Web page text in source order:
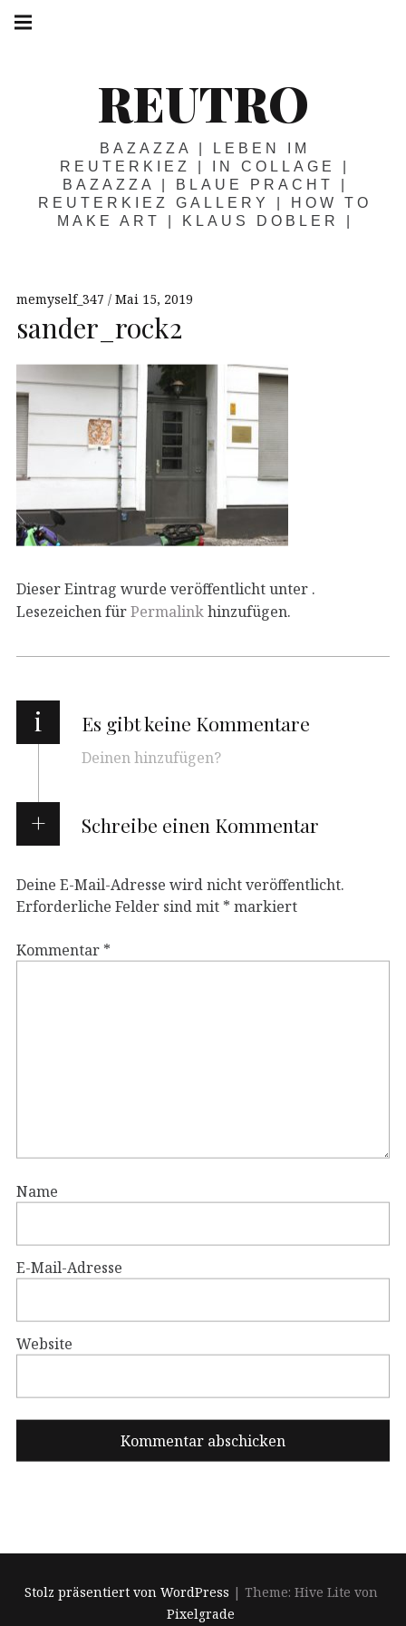
Springe
zum
REUTRO
BAZAZZA | LEBEN IM
REUTERKIEZ | IN COLLAGE |
BAZAZZA | BLAUE PRACHT |
REUTERKIEZ GALLERY | HOW TO
MAKE ART | KLAUS DOBLER |
memyself_347 Mai 15, 2019
sander_rock2
Dieser Eintrag wurde veröffentlicht unter .
Lesezeichen fürPermalinkhinzufügen.
i Es gibt keine Kommentare
Deinen hinzufügen?
Schreibe einen Kommentar
Deine E-Mail-Adresse wird nicht veröffentlicht.
Erforderliche Felder sind mit * markiert
Kommentar *
Name
E-Mail-Adresse
Website
Stolz präsentiert von WordPress | Theme: Hive Lite von
Pixelgrade